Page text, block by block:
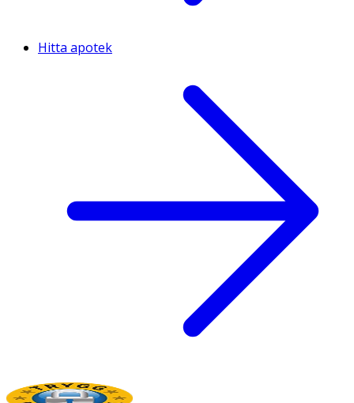
Hitta apotek